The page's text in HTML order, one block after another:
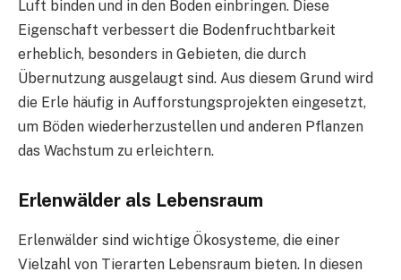
Luft binden und in den Boden einbringen. Diese
Eigenschaft verbessert die Bodenfruchtbarkeit
erheblich, besonders in Gebieten, die durch
Übernutzung ausgelaugt sind. Aus diesem Grund wird
die Erle häufig in Aufforstungsprojekten eingesetzt,
um Böden wiederherzustellen und anderen Pflanzen
das Wachstum zu erleichtern.
Erlenwälder als Lebensraum
Erlenwälder sind wichtige Ökosysteme, die einer
Vielzahl von Tierarten Lebensraum bieten. In diesen